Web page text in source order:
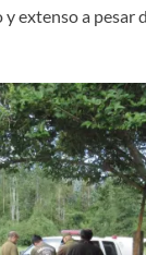
extenso a pesar